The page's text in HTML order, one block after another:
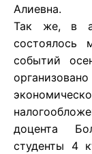
Алиевна.
Так же, в
состоялось
событий
доцента
студенты 4